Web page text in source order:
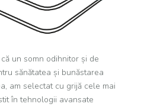
un somn odihnitor și de
sănătatea și bunăstarea
am selectat cu grijă cele mai
în tehnologii avansate